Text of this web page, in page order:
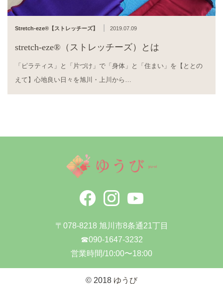
Stretch-eze®︎【ストレッチーズ】 2019.07.09
stretch-eze®（ストレッチーズ）とは
「ピラティス」と「片づけ」で「身体」と「住まい」を【ととの
えて】心地良い日々を旭川・上川から…
〒078-8218 旭川市8条通21丁目
☎090-1647-3232
営業時間/10:00〜18:00
© 2018 ゆうび